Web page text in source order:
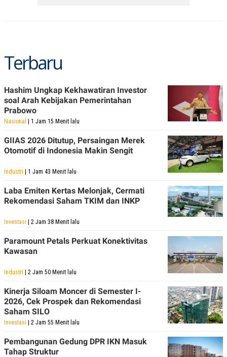
Terbaru
Hashim Ungkap Kekhawatiran Investor
soal Arah Kebijakan Pemerintahan
Prabowo
Nasional | 1 Jam 15 Menit lalu
GIIAS 2026 Ditutup, Persaingan Merek
Otomotif di Indonesia Makin Sengit
Industri | 1 Jam 43 Menit lalu
Laba Emiten Kertas Melonjak, Cermati
Rekomendasi Saham TKIM dan INKP
Investasi | 2 Jam 38 Menit lalu
Paramount Petals Perkuat Konektivitas
Kawasan
Industri | 2 Jam 50 Menit lalu
Kinerja Siloam Moncer di Semester I-
2026, Cek Prospek dan Rekomendasi
Saham SILO
Investasi | 2 Jam 55 Menit lalu
Pembangunan Gedung DPR IKN Masuk
Tahap Struktur